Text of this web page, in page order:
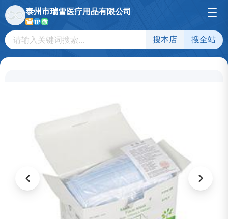
泰州市瑞雪医疗用品有限公司
TP微
搜本店 搜全站